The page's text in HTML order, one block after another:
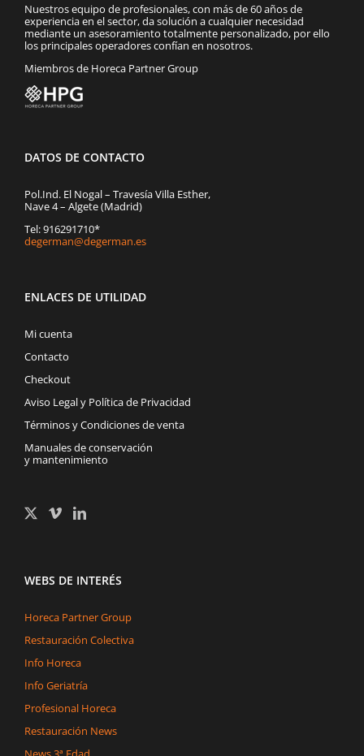
Nuestros equipo de profesionales, con más de 60 años de
experiencia en el sector, da solución a cualquier necesidad
mediante un asesoramiento totalmente personalizado, por ello
los principales operadores confían en nosotros.
Miembros de Horeca Partner Group
DATOS DE CONTACTO
Pol.Ind. El Nogal – Travesía Villa Esther,
Nave 4 – Algete (Madrid)
Tel: 916291710*
degerman@degerman.es
ENLACES DE UTILIDAD
Mi cuenta
Contacto
Checkout
Aviso Legal y Política de Privacidad
Términos y Condiciones de venta
Manuales de conservación
y mantenimiento
WEBS DE INTERÉS
Horeca Partner Group
Restauración Colectiva
Info Horeca
Info Geriatría
Profesional Horeca
Restauración News